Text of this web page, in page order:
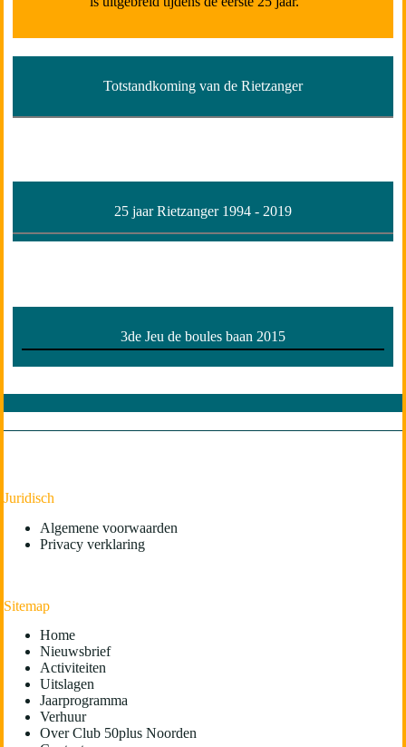
Totstandkoming van de Rietzanger
25 jaar Rietzanger 1994 - 2019
3de Jeu de boules baan 2015
Juridisch
Algemene voorwaarden
Privacy verklaring
Sitemap
Home
Nieuwsbrief
Activiteiten
Uitslagen
Jaarprogramma
Verhuur
Over Club 50plus Noorden